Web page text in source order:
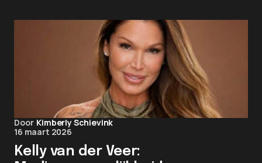
Door Kimberly Schievink
16 maart 2026
Kelly van der Veer: